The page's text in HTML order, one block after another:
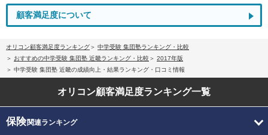
顧客満足度について
オリコン顧客満足度ランキング
中学受験 集団塾ランキング・比較
おすすめの中学受験 集団塾 近畿ランキング・比較
2017年版
中学受験 集団塾 近畿の成績向上・結果ランキング・口コミ情報
オリコン顧客満足度ランキング一覧
保険関連ランキング